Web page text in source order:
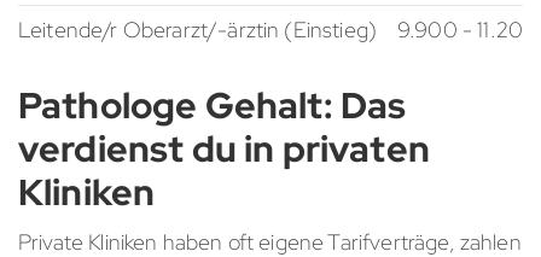
Leitende/r Oberarzt/-ärztin (Einstieg)
9.900 -
Pathologe Gehalt: Das
verdienst du in privaten
Kliniken
Private Kliniken haben oft eigene Tarifverträge, zahlen